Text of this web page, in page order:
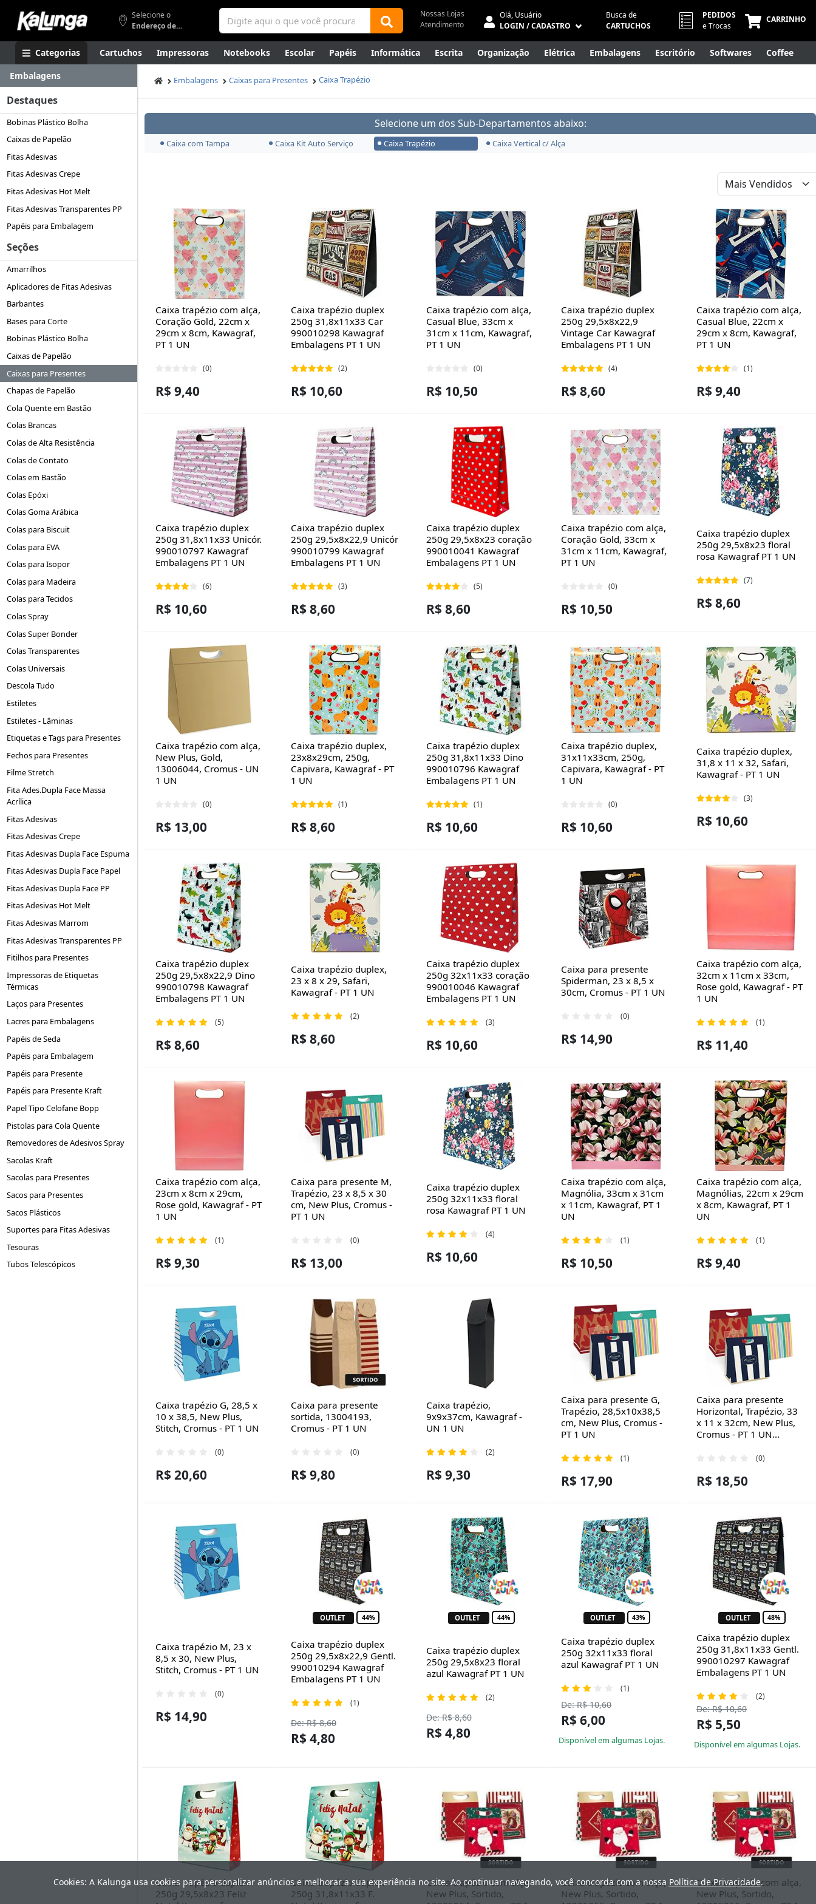
Selecione o
Endereço de entrega
Nossas Lojas
Atendimento
Olá, Usuário
LOGIN / CADASTRO
Busca de
CARTUCHOS
PEDIDOS
e Trocas
CARRINHO
Categorias Cartuchos Impressoras Notebooks Escolar Papéis Informática Escrita Organização Elétrica Embalagens Escritório Softwares Coffee
Apresentação Artes Gamers Higiene Mídias Envelopes
Canetas Luxo
Outlet
Embalagens
Destaques
Bobinas Plástico Bolha
Caixas de Papelão
Fitas Adesivas
Fitas Adesivas Crepe
Fitas Adesivas Hot Melt
Fitas Adesivas Transparentes PP
Papéis para Embalagem
Seções
Amarrilhos
Aplicadores de Fitas Adesivas
Barbantes
Bases para Corte
Bobinas Plástico Bolha
Caixas de Papelão
Caixas para Presentes
Chapas de Papelão
Cola Quente em Bastão
Colas Brancas
Colas de Alta Resistência
Colas de Contato
Colas em Bastão
Colas Epóxi
Colas Goma Arábica
Colas para Biscuit
Colas para EVA
Colas para Isopor
Colas para Madeira
Colas para Tecidos
Colas Spray
Colas Super Bonder
Colas Transparentes
Colas Universais
Descola Tudo
Estiletes
Estiletes - Lâminas
Etiquetas e Tags para Presentes
Fechos para Presentes
Filme Stretch
Fita Ades.Dupla Face Massa
Acrílica
Fitas Adesivas
Fitas Adesivas Crepe
Fitas Adesivas Dupla Face Espuma
Fitas Adesivas Dupla Face Papel
Fitas Adesivas Dupla Face PP
Fitas Adesivas Hot Melt
Fitas Adesivas Marrom
Fitas Adesivas Transparentes PP
Fitilhos para Presentes
Impressoras de Etiquetas
Térmicas
Laços para Presentes
Lacres para Embalagens
Papéis de Seda
Papéis para Embalagem
Papéis para Presente
Papéis para Presente Kraft
Papel Tipo Celofane Bopp
Pistolas para Cola Quente
Removedores de Adesivos Spray
Sacolas Kraft
Sacolas para Presentes
Sacos para Presentes
Sacos Plásticos
Suportes para Fitas Adesivas
Tesouras
Tubos Telescópicos
Embalagens Caixas para Presentes Caixa Trapézio
Selecione um dos Sub-Departamentos abaixo:
Caixa com Tampa Caixa Kit Auto Serviço Caixa Trapézio Caixa Vertical c/ Alça
Caixa trapézio com alça,
Coração Gold, 22cm x
29cm x 8cm, Kawagraf,
PT 1 UN
(0)
R$ 9,40
Caixa trapézio duplex
250g 31,8x11x33 Car
990010298 Kawagraf
Embalagens PT 1 UN
(2)
R$ 10,60
Caixa trapézio com alça,
Casual Blue, 33cm x
31cm x 11cm, Kawagraf,
PT 1 UN
(0)
R$ 10,50
Caixa trapézio duplex
250g 29,5x8x22,9
Vintage Car Kawagraf
Embalagens PT 1 UN
(4)
R$ 8,60
Caixa trapézio com alça,
Casual Blue, 22cm x
29cm x 8cm, Kawagraf,
PT 1 UN
(1)
R$ 9,40
Caixa trapézio duplex
250g 31,8x11x33 Unicór.
990010797 Kawagraf
Embalagens PT 1 UN
(6)
R$ 10,60
Caixa trapézio duplex
250g 29,5x8x22,9 Unicór
990010799 Kawagraf
Embalagens PT 1 UN
(3)
R$ 8,60
Caixa trapézio duplex
250g 29,5x8x23 coração
990010041 Kawagraf
Embalagens PT 1 UN
(5)
R$ 8,60
Caixa trapézio com alça,
Coração Gold, 33cm x
31cm x 11cm, Kawagraf,
PT 1 UN
(0)
R$ 10,50
Caixa trapézio duplex
250g 29,5x8x23 floral
rosa Kawagraf PT 1 UN
(7)
R$ 8,60
Caixa trapézio com alça,
New Plus, Gold,
13006044, Cromus - UN
1 UN
(0)
R$ 13,00
Caixa trapézio duplex,
23x8x29cm, 250g,
Capivara, Kawagraf - PT
1 UN
(1)
R$ 8,60
Caixa trapézio duplex
250g 31,8x11x33 Dino
990010796 Kawagraf
Embalagens PT 1 UN
(1)
R$ 10,60
Caixa trapézio duplex,
31x11x33cm, 250g,
Capivara, Kawagraf - PT
1 UN
(0)
R$ 10,60
Caixa trapézio duplex,
31,8 x 11 x 32, Safari,
Kawagraf - PT 1 UN
(3)
R$ 10,60
Caixa trapézio duplex
250g 29,5x8x22,9 Dino
990010798 Kawagraf
Embalagens PT 1 UN
(5)
R$ 8,60
Caixa trapézio duplex,
23 x 8 x 29, Safari,
Kawagraf - PT 1 UN
(2)
R$ 8,60
Caixa trapézio duplex
250g 32x11x33 coração
990010046 Kawagraf
Embalagens PT 1 UN
(3)
R$ 10,60
Caixa para presente
Spiderman, 23 x 8,5 x
30cm, Cromus - PT 1 UN
(0)
R$ 14,90
Caixa trapézio com alça,
32cm x 11cm x 33cm,
Rose gold, Kawagraf - PT
1 UN
(1)
R$ 11,40
Caixa trapézio com alça,
23cm x 8cm x 29cm,
Rose gold, Kawagraf - PT
1 UN
(1)
R$ 9,30
Caixa para presente M,
Trapézio, 23 x 8,5 x 30
cm, New Plus, Cromus -
PT 1 UN
(0)
R$ 13,00
Caixa trapézio duplex
250g 32x11x33 floral
rosa Kawagraf PT 1 UN
(4)
R$ 10,60
Caixa trapézio com alça,
Magnólia, 33cm x 31cm
x 11cm, Kawagraf, PT 1
UN
(1)
R$ 10,50
Caixa trapézio com alça,
Magnólias, 22cm x 29cm
x 8cm, Kawagraf, PT 1
UN
(1)
R$ 9,40
Caixa trapézio G, 28,5 x
10 x 38,5, New Plus,
Stitch, Cromus - PT 1 UN
(0)
R$ 20,60
Caixa para presente
sortida, 13004193,
Cromus - PT 1 UN
(0)
R$ 9,80
Caixa trapézio,
9x9x37cm, Kawagraf -
UN 1 UN
(2)
R$ 9,30
Caixa para presente G,
Trapézio, 28,5x10x38,5
cm, New Plus, Cromus -
PT 1 UN
(1)
R$ 17,90
Caixa para presente
Horizontal, Trapézio, 33
x 11 x 32cm, New Plus,
Cromus - PT 1 UN...
(0)
R$ 18,50
Caixa trapézio M, 23 x
8,5 x 30, New Plus,
Stitch, Cromus - PT 1 UN
(0)
R$ 14,90
OUTLET 44%
Caixa trapézio duplex
250g 29,5x8x22,9 Gentl.
990010294 Kawagraf
Embalagens PT 1 UN
(1)
De: R$ 8,60
R$ 4,80
OUTLET 44%
Caixa trapézio duplex
250g 29,5x8x23 floral
azul Kawagraf PT 1 UN
(2)
De: R$ 8,60
R$ 4,80
OUTLET 43%
Caixa trapézio duplex
250g 32x11x33 floral
azul Kawagraf PT 1 UN
(1)
De: R$ 10,60
R$ 6,00
Disponível em algumas Lojas.
OUTLET 48%
Caixa trapézio duplex
250g 31,8x11x33 Gentl.
990010297 Kawagraf
Embalagens PT 1 UN
(2)
De: R$ 10,60
R$ 5,50
Disponível em algumas Lojas.
Caixa trapézio duplex
250g 29,5x8x23 Feliz
Caixa trapézio duplex
250g 31,8x11x33 F.
Caixa trapézio com alça,
New Plus, Sortido,
Caixa trapézio com alça,
New Plus, Sortido,
Caixa trapézio com alça,
New Plus, Sortido,
Cookies: A Kalunga usa cookies para personalizar anúncios e melhorar a sua experiência no site. Ao continuar navegando, você concorda com a nossa Política de Privacidade.